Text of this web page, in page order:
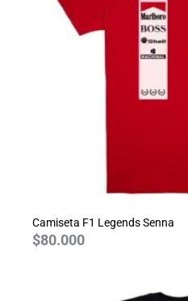
Camiseta F1 Legends Senna
$80.000